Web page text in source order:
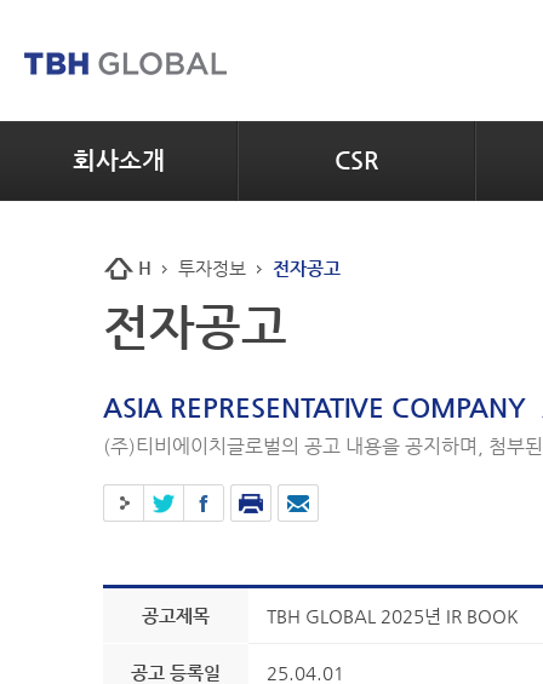
회사소개 CSR
H 투자정보 전자공고
전자공고
ASIA REPRESENTATIVE COMPANY
(주)티비에이치글로벌의 공고 내용을 공지하며, 첨부
공고제목 TBH GLOBAL 2025년 IR BOOK
공고 등록일 25.04.01